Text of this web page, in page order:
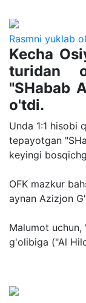
Rasmni yuklab
Kecha
turidan
"SHabab
o'tdi.
Unda 1:1 hisobi
tepayotgan
keyingi
OFK mazkur
aynan Azizjon
Malumot uchun,
g'olibiga ("Al